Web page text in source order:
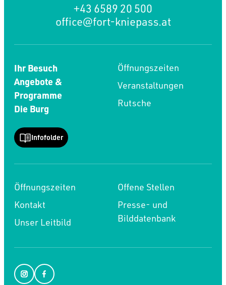
+43 6589 20 500
office@fort-kniepass.at
Ihr Besuch
Angebote &
Programme
Die Burg
Infofolder
Öffnungszeiten
Veranstaltungen
Rutsche
Öffnungszeiten
Kontakt
Unser Leitbild
Offene Stellen
Presse- und
Bilddatenbank